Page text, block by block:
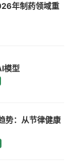
年制药领域重
模型
势：从节律健康